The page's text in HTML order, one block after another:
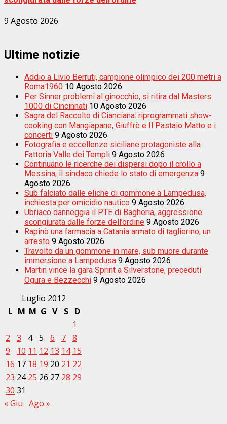
9 Agosto 2026
Ultime notizie
Addio a Livio Berruti, campione olimpico dei 200 metri a
Roma1960 10 Agosto 2026
Per Sinner problemi al ginocchio, si ritira dal Masters
1000 di Cincinnati 10 Agosto 2026
Sagra del Raccolto di Cianciana: riprogrammati show-
cooking con Mangiapane, Giuffrè e Il Pastaio Matto e i
concerti 9 Agosto 2026
Fotografia e eccellenze siciliane protagoniste alla
Fattoria Valle dei Templi 9 Agosto 2026
Continuano le ricerche dei dispersi dopo il crollo a
Messina, il sindaco chiede lo stato di emergenza 9
Agosto 2026
Sub falciato dalle eliche di gommone a Lampedusa,
inchiesta per omicidio nautico 9 Agosto 2026
Ubriaco danneggia il PTE di Bagheria, aggressione
scongiurata dalle forze dell’ordine 9 Agosto 2026
Rapinò una farmacia a Catania armato di taglierino, un
arresto 9 Agosto 2026
Travolto da un gommone in mare, sub muore durante
immersione a Lampedusa 9 Agosto 2026
Martin vince la gara Sprint a Silverstone, preceduti
Ogura e Bezzecchi 9 Agosto 2026
Luglio 2012
L M M G V S
D
1
2
3 4 5 6 7 8
9
10 11 12 13 14 15
16 17 18 19 20 21 22
23 24 25 26 27 28 29
30 31
« Giu Ago »